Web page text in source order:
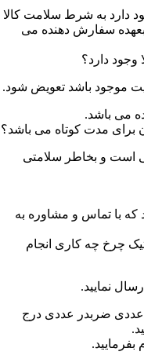
وجود دارد به شرط سلامت کالا
سفارش دهنده می
وجود دارد؟
موجود باشد تعویض شود.
می باشد.
برای مدت کوتاه می باشد؟
است و بخاطر سلامتی
با تماس و مشاوره به
چرخ چه کاری انجام
نمایید.
عددی ضربدر عددی درج